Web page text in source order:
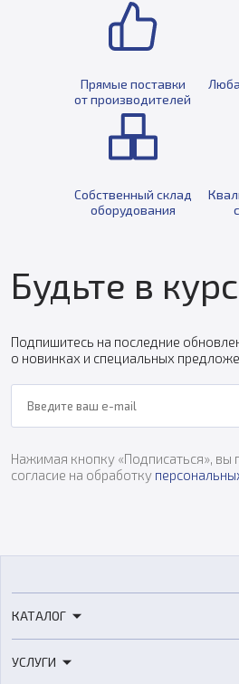
Прямые поставки
от производителей
Собственный склад
оборудования
Будьте в
Подпишитесь на последние
о новинках и специальных
Нажимая кнопку «Подписаться», вы
согласие на обработку
КАТАЛОГ
3D-сканеры
УСЛУГИ